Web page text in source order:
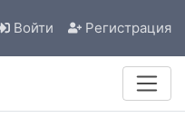
Войти Регистрация